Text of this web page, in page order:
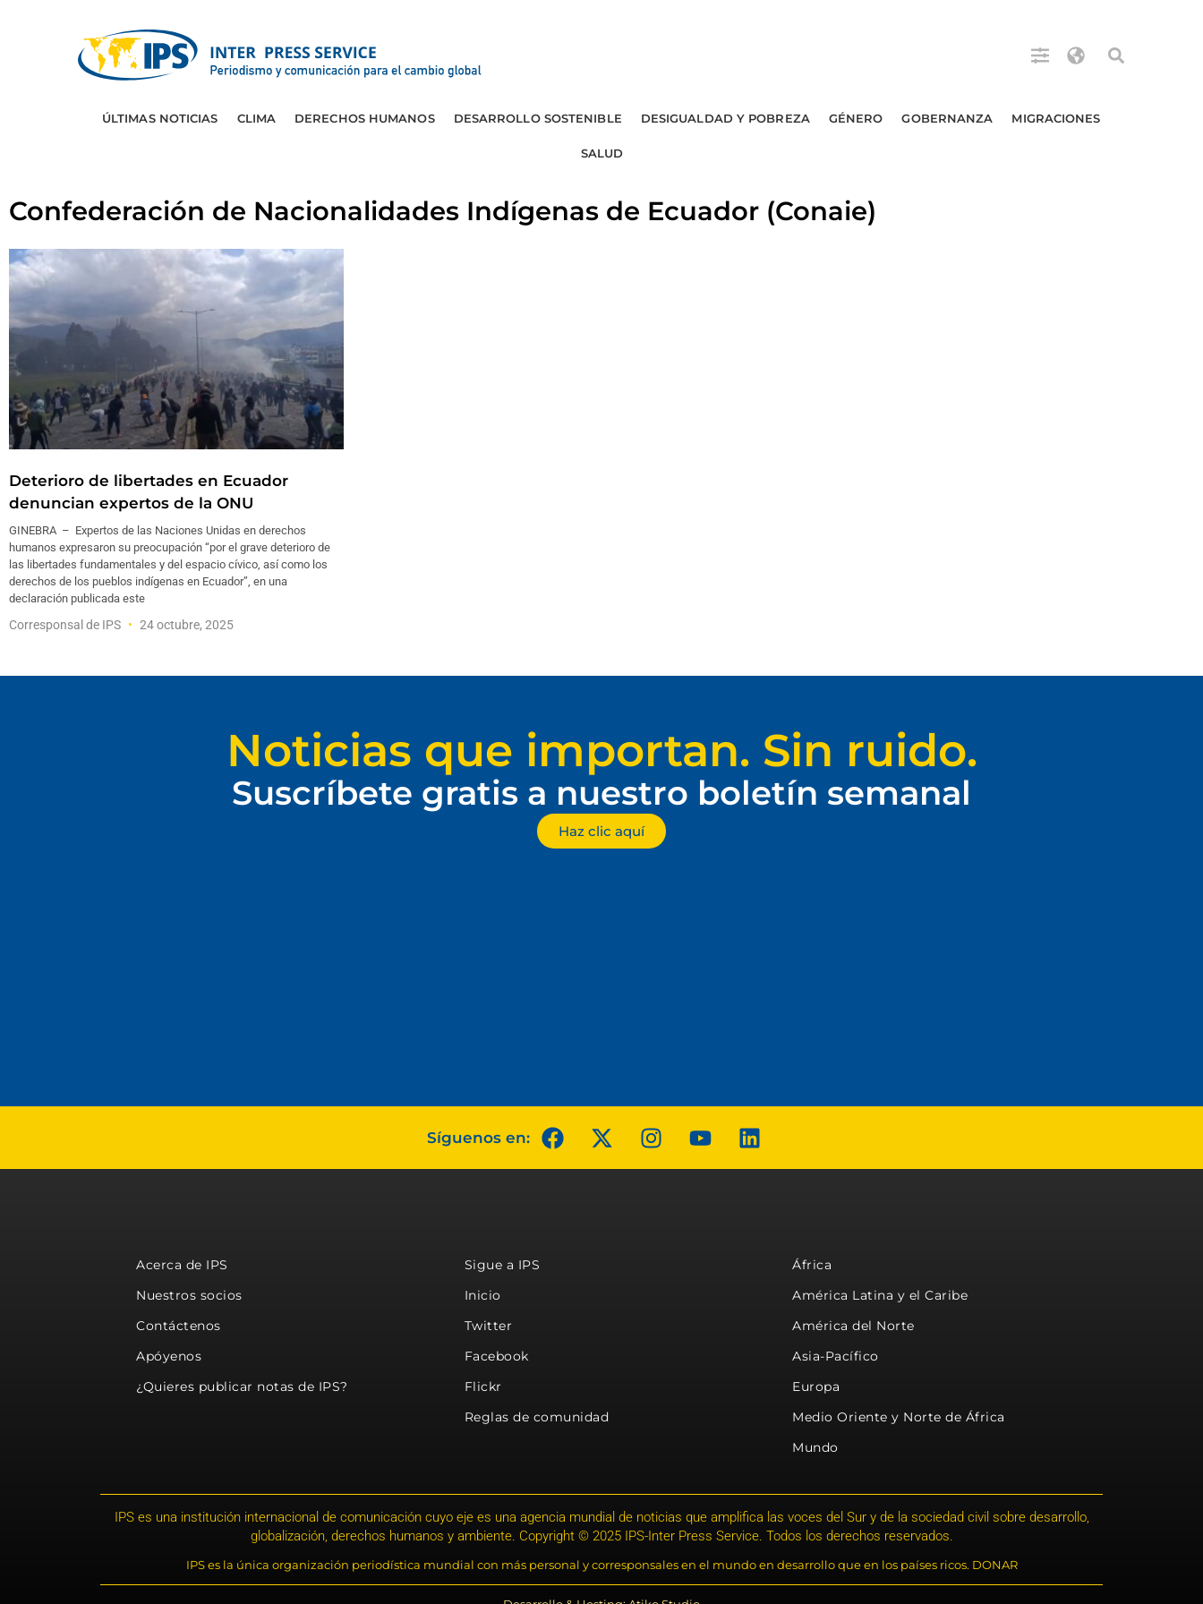
ÚLTIMAS NOTICIAS CLIMA DERECHOS HUMANOS DESARROLLO SOSTENIBLE DESIGUALDAD Y POBREZA GÉNERO GOBERNANZA MIGRACIONES
SALUD
Confederación de Nacionalidades Indígenas de Ecuador (Conaie)
Deterioro de libertades en Ecuador
denuncian expertos de la ONU
GINEBRA – Expertos de las Naciones Unidas en derechos
humanos expresaron su preocupación “por el grave deterioro de
las libertades fundamentales y del espacio cívico, así como los
derechos de los pueblos indígenas en Ecuador”, en una
declaración publicada este
Corresponsal de IPS 24 octubre, 2025
Noticias que importan. Sin ruido.
Suscríbete gratis a nuestro boletín semanal
Haz clic aquí
Síguenos en:
Acerca de IPS
Nuestros socios
Contáctenos
Apóyenos
¿Quieres publicar notas de IPS?
Sigue a IPS
Inicio
Twitter
Facebook
Flickr
Reglas de comunidad
África
América Latina y el Caribe
América del Norte
Asia-Pacífico
Europa
Medio Oriente y Norte de África
Mundo
IPS es una institución internacional de comunicación cuyo eje es una agencia mundial de noticias que amplifica las voces del Sur y de la sociedad civil sobre desarrollo,
globalización, derechos humanos y ambiente. Copyright © 2025 IPS-Inter Press Service. Todos los derechos reservados.
IPS es la única organización periodística mundial con más personal y corresponsales en el mundo en desarrollo que en los países ricos. DONAR